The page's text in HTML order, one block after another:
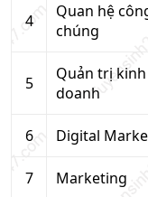
4
Quan hệ
chúng
5
Quản trị kinh
doanh
6 Digital
7 Marketing